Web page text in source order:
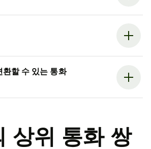
할 수 있는 통화
상위 통화 쌍